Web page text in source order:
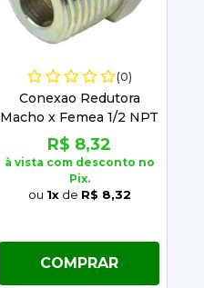
(0)
Conexao Redutora
Macho x Femea 1/2 NPT
X 16MM
R$ 8,32
à vista com desconto no
Pix.
ou 1xde R$ 8,32
COMPRAR